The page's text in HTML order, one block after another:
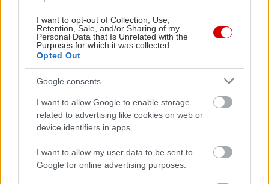
I want to opt-out of Collection, Use,
Retention, Sale, and/or Sharing of my
Personal Data that Is Unrelated with the
Purposes for which it was collected.
Opted Out
Google consents
I want to allow Google to enable storage
related to advertising like cookies on web or
device identifiers in apps.
I want to allow my user data to be sent to
Google for online advertising purposes.
Δείτε ακόμη